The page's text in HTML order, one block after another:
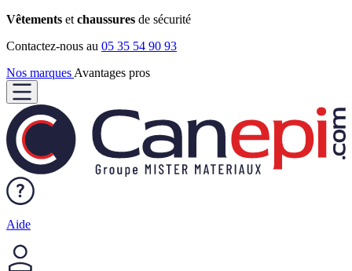
Vêtements et chaussures de sécurité
Contactez-nous au 05 35 54 90 93
Nos marques Avantages pros
Aide